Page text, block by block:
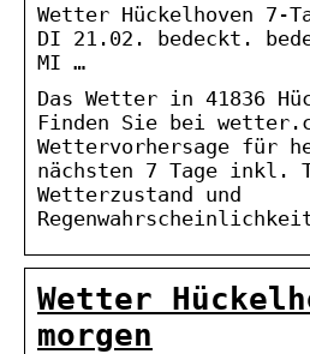
Wetter Hückelhoven 7-
DI 21.02. bedeckt.
MI …
Das Wetter in 41836
Finden Sie bei
Wettervorhersage für
nächsten 7 Tage inkl.
Wetterzustand und
Wetter
morgen